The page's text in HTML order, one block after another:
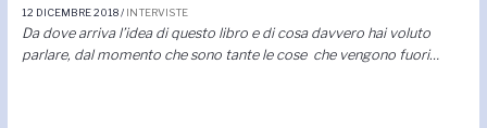
12 DICEMBRE 2018/ INTERVISTE
Da dove arriva l’idea di questo libro e di cosa davvero hai voluto
parlare, dal momento che sono tante le cose che vengono fuori…
articoli